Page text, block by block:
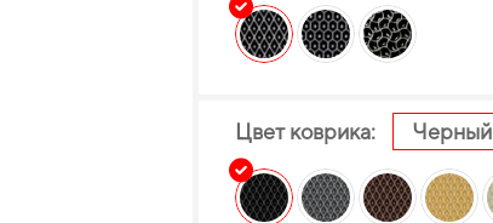
Цвет коврика: Черный